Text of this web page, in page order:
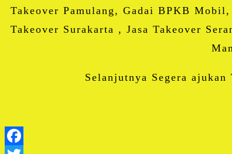
Takeover Pamulang, Gadai BPKB
Takeover Surakarta , Jasa Takeover
Selanjutnya Segera